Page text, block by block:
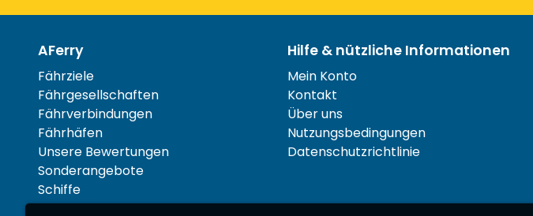
AFerry
Fährziele
Fährgesellschaften
Fährverbindungen
Fährhäfen
Unsere Bewertungen
Sonderangebote
Schiffe
Hilfe & nützliche Informationen
Mein Konto
Kontakt
Über uns
Nutzungsbedingungen
Datenschutzrichtlinie